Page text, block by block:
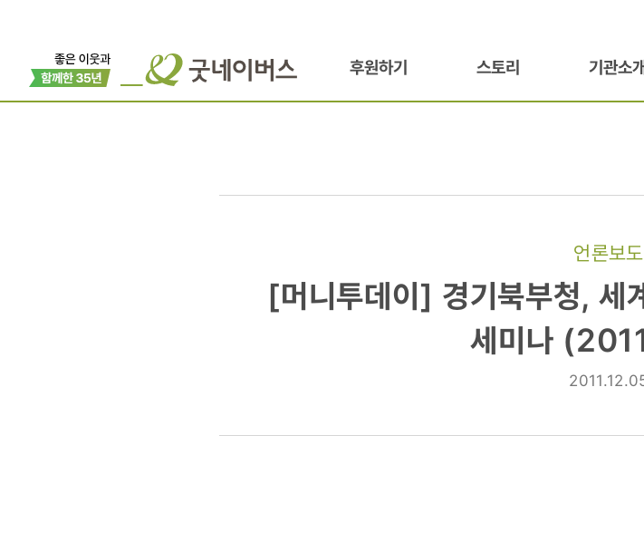
후원하기 스토리 기관소개
언론보도
[머니투데이]
예방의날
[머니투데이] 경기북부청, 세
세미나